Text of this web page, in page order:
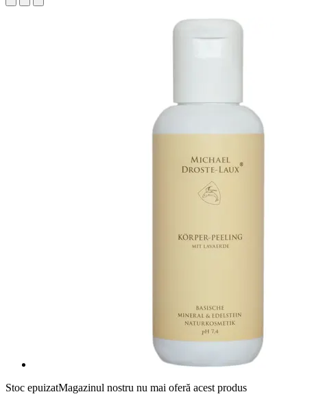
Stoc epuizatMagazinul nostru nu mai oferă acest produs